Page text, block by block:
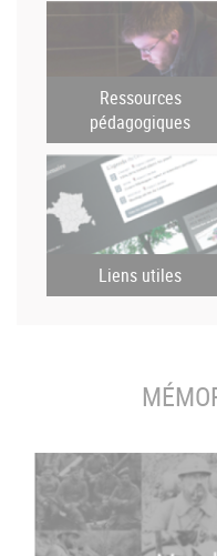
Ressources
pédagogiques
Liens utiles